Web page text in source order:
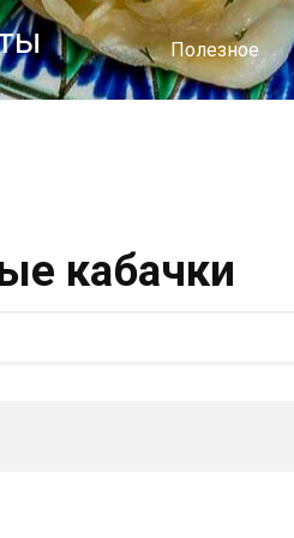
Полезное
кабачки